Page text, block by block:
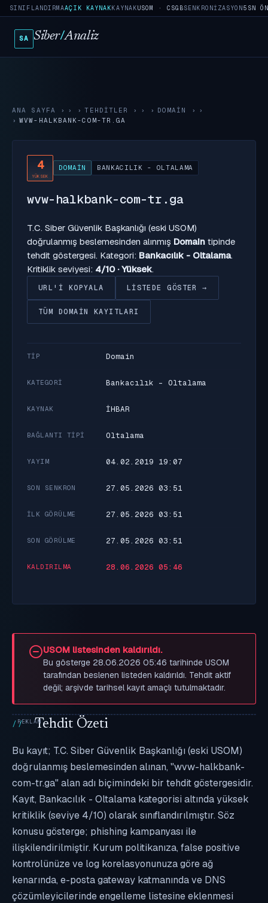
SINIFLANDIRMAAÇIK KAYNAKKAYNAKUSOM · CSGBSENKRONIZASYON5SN
SA Siber/Analiz
ANA SAYFA › TEHDITLER › DOMAIN
›
WVW-HALKBANK-COM-TR.GA
4
YÜKSEK
DOMAIN BANKACILIK - OLTALAMA
wvw-halkbank-com-tr.ga
T.C. Siber Güvenlik Başkanlığı (eski USOM)
doğrulanmış beslemesinden alınmış Domain tipinde
tehdit göstergesi. Kategori: Bankacılık - Oltalama.
Kritiklik seviyesi: 4/10 · Yüksek.
URL'I KOPYALA LISTEDE GÖSTER →
TÜM DOMAIN KAYITLARI
TIP Domain
KATEGORI Bankacılık - Oltalama
KAYNAK İHBAR
BAĞLANTI TIPI Oltalama
YAYIM 04.02.2019 19:07
SON SENKRON 27.05.2026 03:51
İLK GÖRÜLME 27.05.2026 03:51
SON GÖRÜLME 27.05.2026 03:51
KALDIRILMA 28.06.2026 05:46
USOM listesinden kaldırıldı.
Bu gösterge 28.06.2026 05:46 tarihinde USOM
tarafından beslenen listeden kaldırıldı. Tehdit aktif
değil; arşivde tarihsel kayıt amaçlı tutulmaktadır.
Tehdit Özeti
Bu kayıt; T.C. Siber Güvenlik Başkanlığı (eski USOM)
doğrulanmış beslemesinden alınan, "wvw-halkbank-
com-tr.ga" alan adı biçimindeki bir tehdit göstergesidir.
Kayıt, Bankacılık - Oltalama kategorisi altında yüksek
kritiklik (seviye 4/10) olarak sınıflandırılmıştır. Söz
konusu gösterge; phishing kampanyası ile
ilişkilendirilmiştir. Kurum politikanıza, false positive
kontrolünüze ve log korelasyonunuza göre ağ
kenarında, e-posta gateway katmanında ve DNS
çözümleyicilerinde engelleme listesine eklenmesi